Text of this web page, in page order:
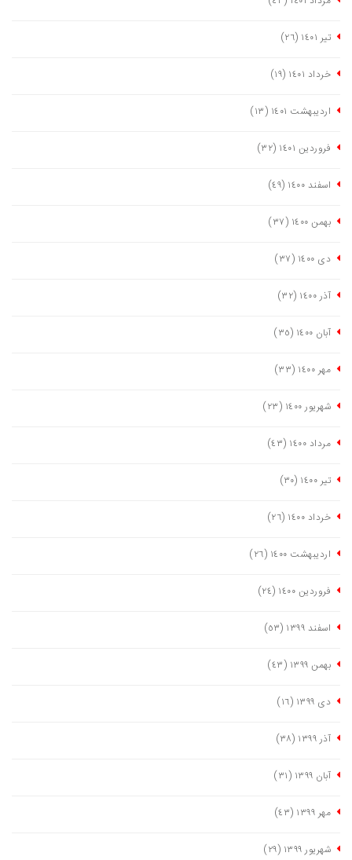
تیر ١٤٠١ (٢٦)
خرداد ١٤٠١ (١٩)
اردیبهشت ١٤٠١ (١٣)
فروردین ١٤٠١ (٣٢)
اسفند ١٤٠٠ (٤٩)
بهمن ١٤٠٠ (٣٧)
دی ١٤٠٠ (٣٧)
آذر ١٤٠٠ (٣٢)
آبان ١٤٠٠ (٣٥)
مهر ١٤٠٠ (٣٣)
شهریور ١٤٠٠ (٢٣)
مرداد ١٤٠٠ (٤٣)
تیر ١٤٠٠ (٣٠)
خرداد ١٤٠٠ (٢٦)
اردیبهشت ١٤٠٠ (٢٦)
فروردین ١٤٠٠ (٢٤)
اسفند ١٣٩٩ (٥٣)
بهمن ١٣٩٩ (٤٣)
دی ١٣٩٩ (١٦)
آذر ١٣٩٩ (٣٨)
آبان ١٣٩٩ (٣١)
مهر ١٣٩٩ (٤٣)
شهریور ١٣٩٩ (٢٩)